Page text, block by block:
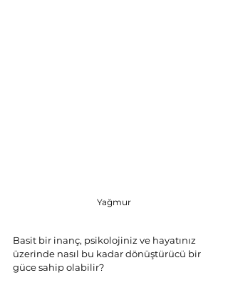
Yağmur
Basit bir inanç, psikolojiniz ve hayatınız
üzerinde nasıl bu kadar dönüştürücü bir
güce sahip olabilir?